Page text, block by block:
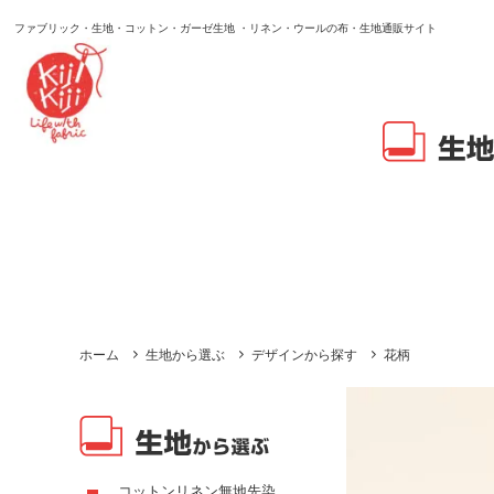
ファブリック・生地・コットン・ガーゼ生地 ・リネン・ウールの布・生地通販サイト
ホーム 生地から選ぶ デザインから探す 花柄